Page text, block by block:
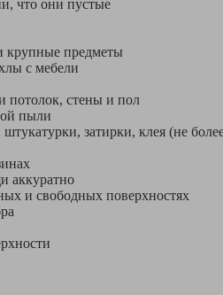
что они пустые
крупные предметы
с мебели
потолок, стены и пол
пыли
затирки, клея (не
аккуратно
и свободных поверхностях